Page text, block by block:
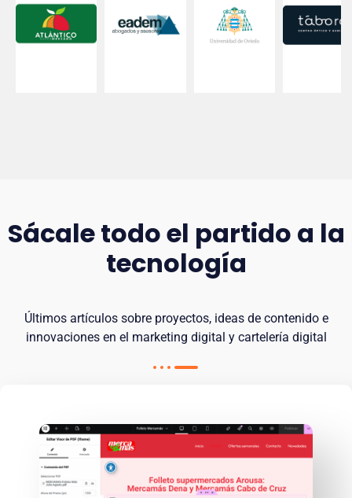
Sácale todo el partido a la
tecnología
Últimos artículos sobre proyectos, ideas de contenido e
innovaciones en el marketing digital y cartelería digital